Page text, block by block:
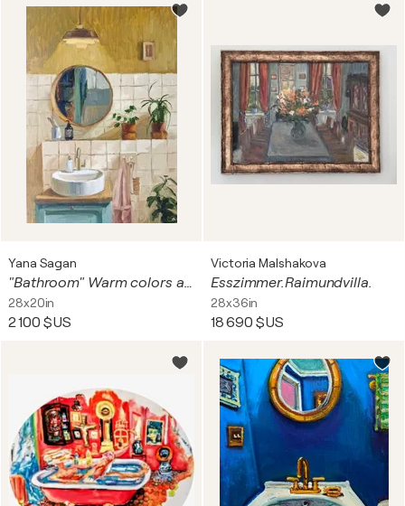
Yana Sagan
"Bathroom" Warm colors art . Everyday life Painting
28x20in
2 100 $US
Victoria Malshakova
Esszimmer.Raimundvilla.
28x36in
18 690 $US